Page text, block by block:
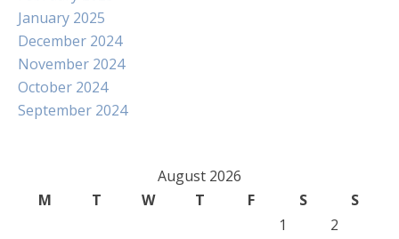
January 2025
December 2024
November 2024
October 2024
September 2024
August 2026
M
T W T F S
S
1
2